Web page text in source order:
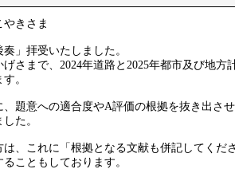
やきさま
奏」拝受いたしました。
げさまで、2024年道路と2025年都市及び地
す。
、題意への適合度やA評価の根拠を抜き出さ
た。
は、これに「根拠となる文献も併記してく
ることもしております。